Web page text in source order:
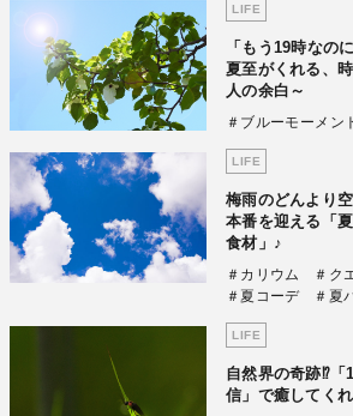
LIFE
「もう19時なの
夏至がくれる、
人の余白～
＃ブルーモーメン
LIFE
梅雨のどんより
本番を迎える「
食材」♪
＃カリウム ＃ク
＃夏コーデ
＃夏
LIFE
自然界の奇跡⁉「
信」で癒してく